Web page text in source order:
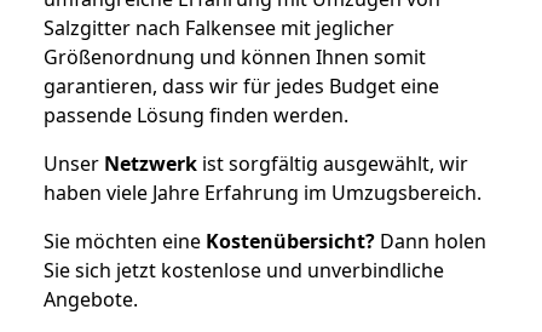
Salzgitter nach Falkensee mit jeglicher
Größenordnung und können Ihnen somit
garantieren, dass wir für jedes Budget eine
passende Lösung finden werden.
Unser Netzwerk ist sorgfältig ausgewählt, wir
haben viele Jahre Erfahrung im Umzugsbereich.
Sie möchten eine Kostenübersicht? Dann holen
Sie sich jetzt kostenlose und unverbindliche
Angebote.